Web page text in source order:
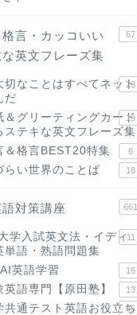
言・カッコいい
英文フレーズ集
67
切なことはすべてネット
だ
23
＆グリーティングカード
ステキな英文フレーズ集
19
＆格言BEST20特集 6
らい世界のことば 18
対策講座 661
学入試英文法・イディ
単語・熟語問題集
11
英語学習 16
英語専門【原田塾】 13
共通テスト英語お役立ち
45